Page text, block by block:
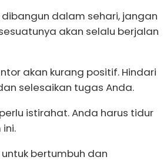
dibangun dalam sehari, jangan
akan selalu berjalan
akan kurang positif. Hindari
selesaikan tugas Anda.
istirahat. Anda harus tidur
bertumbuh dan